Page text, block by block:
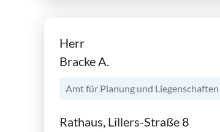
Herr
Bracke A.
Amt für Planung und Liegenschaften
Rathaus, Lillers-Straße 8